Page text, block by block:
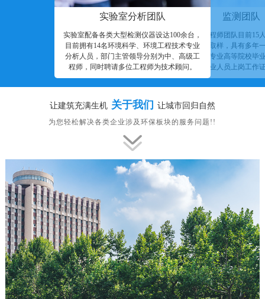
实验室分析团队
实验室配备各类大型检测仪器设达100余台，
目前拥有14名环境科学、环境工程技术专业
分析人员，部门主管领导分别为中、高级工
程师，同时聘请多位工程师为技术顾问。
监测团队
现场监测工程师团队目前15
染物监测、取样，具有多年
并具有相应专业高等院校毕
业人员上岗工作
让建筑充满生机 关于我们 让城市回归自然
为您轻松解决各类企业涉及环保板块的服务问题!!